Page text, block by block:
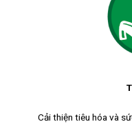
Cải thiện tiêu hóa và